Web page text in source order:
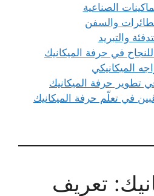
في حرفة الميكانيك
الميكانيكي
تطوير حرفة الميكانيك
في تعلّم حرفة الميكانيك
تعريف